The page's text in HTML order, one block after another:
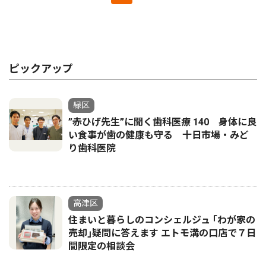
ピックアップ
緑区
”赤ひげ先生”に聞く歯科医療 140 身体に良
い食事が歯の健康も守る 十日市場・みど
り歯科医院
高津区
住まいと暮らしのコンシェルジュ ｢わが家の
売却｣疑問に答えます エトモ溝の口店で７日
間限定の相談会